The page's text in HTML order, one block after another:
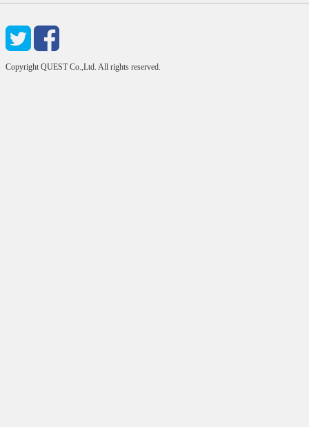
Copyright QUEST Co.,Ltd. All rights reserved.